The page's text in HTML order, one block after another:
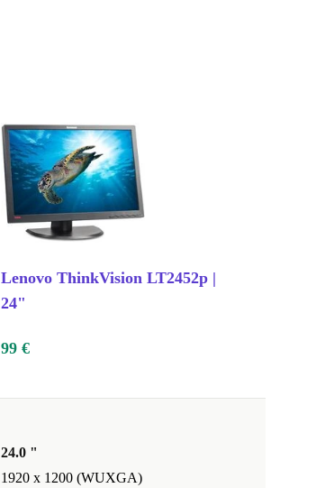
Lenovo ThinkVision LT2452p |
24"
99 €
24.0 "
1920 x 1200 (WUXGA)